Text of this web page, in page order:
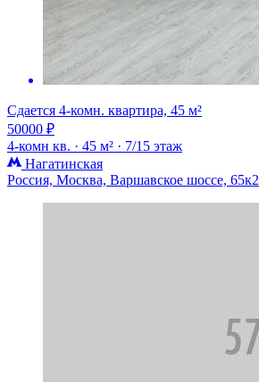
Сдается 4-комн. квартира, 45 м²
50000 ₽
4-комн кв. · 45 м² · 7/15 этаж
Нагатинская
Россия, Москва, Варшавское шоссе, 65к2